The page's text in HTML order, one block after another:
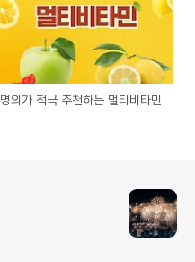
명의가 적극 추천하는 멀티비타민